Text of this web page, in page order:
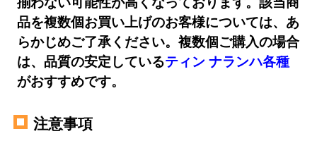
品を複数個お買い上げのお客様については、あ
らかじめご了承ください。複数個ご購入の場合
は、品質の安定しているティン ナランハ各種
がおすすめです。
注意事項